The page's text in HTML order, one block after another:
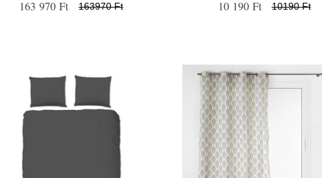
163 970 Ft 163970 Ft 10 190 Ft 10190 Ft